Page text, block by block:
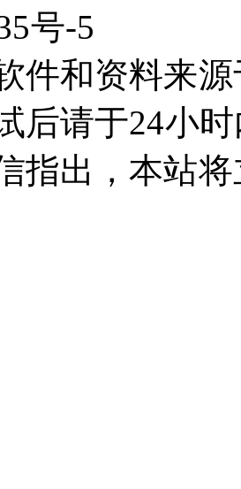
号-5
件和资料来
后请于24小
指出，本站